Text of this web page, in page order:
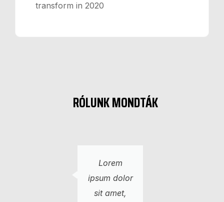
transform in 2020
RÓLUNK MONDTÁK
Lorem
ipsum dolor
sit amet,